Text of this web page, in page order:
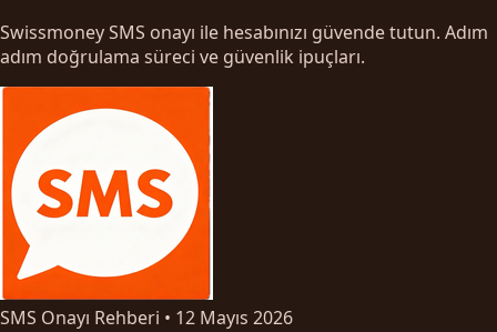
Swissmoney SMS onayı ile hesabınızı güvende tutun. Adım
adım doğrulama süreci ve güvenlik ipuçları.
SMS Onayı Rehberi • 12 Mayıs 2026